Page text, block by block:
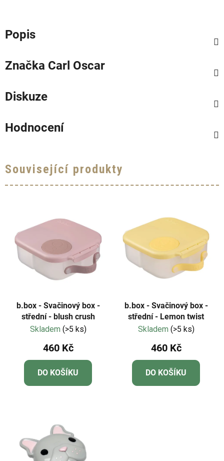
Popis
Značka Carl Oscar
Diskuze
Hodnocení
Související produkty
b.box - Svačinový box -
střední - blush crush
Skladem (>5 ks)
460 Kč
DO KOŠÍKU
b.box - Svačinový box -
střední - Lemon twist
Skladem (>5 ks)
460 Kč
DO KOŠÍKU